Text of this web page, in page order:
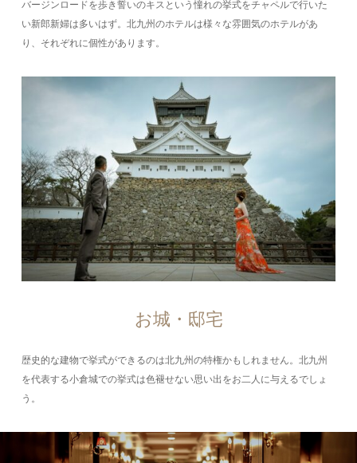
バージンロードを歩き誓いのキスという憧れの挙式をチャペルで行いた
い新郎新婦は多いはず。北九州のホテルは様々な雰囲気のホテルがあ
り、それぞれに個性があります。
お城・邸宅
歴史的な建物で挙式ができるのは北九州の特権かもしれません。北九州
を代表する小倉城での挙式は色褪せない思い出をお二人に与えるでしょ
う。